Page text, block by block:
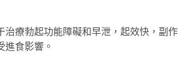
治療勃起功能障礙和早泄，起效快，副作
進食影響。